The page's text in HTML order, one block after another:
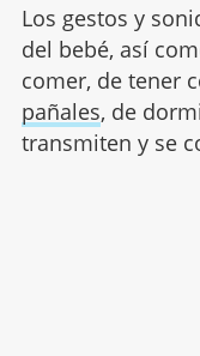
Los gestos y
del bebé, así
comer, de tener
pañales, de
transmiten y se